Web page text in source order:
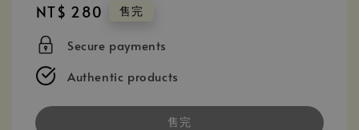
Regular
price
NT$ 280 售完
Secure payments
Authentic products
售完